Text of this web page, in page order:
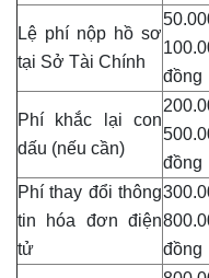
Lệ phí nộp hồ sơ
tại Sở Tài Chính
đồng
Phí khắc lại con
dấu (nếu cần)
đồng
Phí thay đổi thông
tin hóa đơn điện
tử
đồng